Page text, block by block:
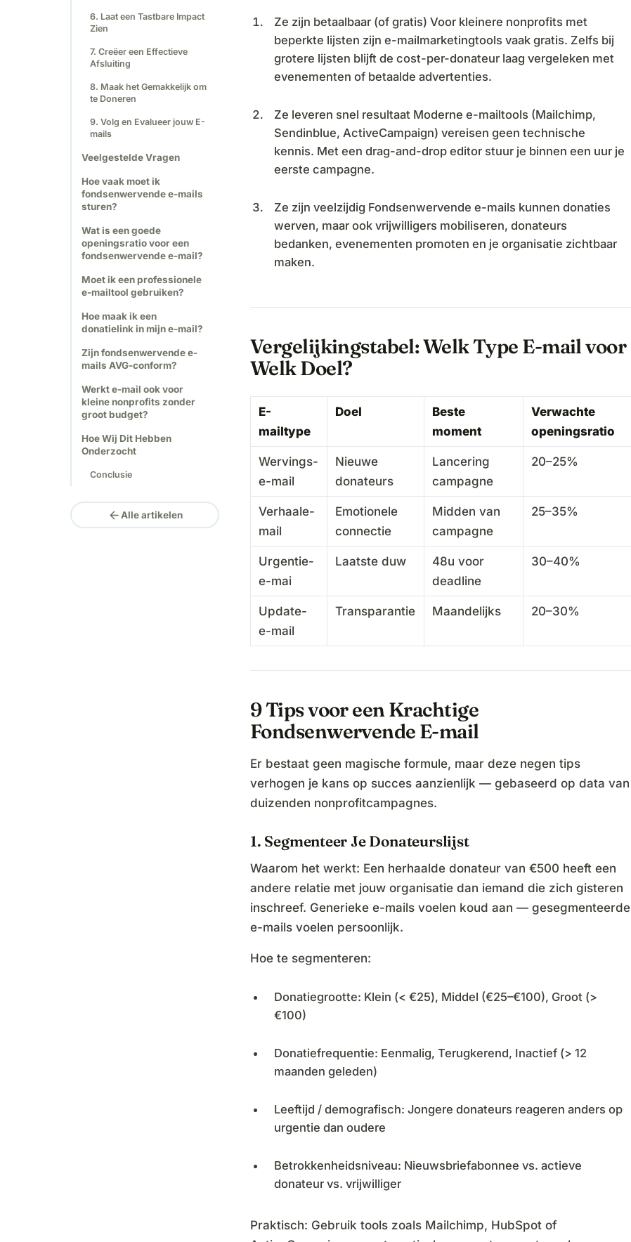
6. Laat een Tastbare Impact
Zien
7. Creëer een Effectieve
Afsluiting
8. Maak het Gemakkelijk om
te Doneren
9. Volg en Evalueer jouw E-
mails
Veelgestelde Vragen
Hoe vaak moet ik
fondsenwervende e-mails
sturen?
Wat is een goede
openingsratio voor een
fondsenwervende e-mail?
Moet ik een professionele
e-mailtool gebruiken?
Hoe maak ik een
donatielink in mijn e-mail?
Zijn fondsenwervende e-
mails AVG-conform?
Werkt e-mail ook voor
kleine nonprofits zonder
groot budget?
Hoe Wij Dit Hebben
Onderzocht
Conclusie
arrow_backAlle artikelen
Ze zijn betaalbaar (of gratis) Voor kleinere nonprofits met
beperkte lijsten zijn e-mailmarketingtools vaak gratis. Zelfs bij
grotere lijsten blijft de cost-per-donateur laag vergeleken met
evenementen of betaalde advertenties.
Ze leveren snel resultaat Moderne e-mailtools (Mailchimp,
Sendinblue, ActiveCampaign) vereisen geen technische
kennis. Met een drag-and-drop editor stuur je binnen een uur je
eerste campagne.
Ze zijn veelzijdig Fondsenwervende e-mails kunnen donaties
werven, maar ook vrijwilligers mobiliseren, donateurs
bedanken, evenementen promoten en je organisatie zichtbaar
maken.
Vergelijkingstabel: Welk Type E-mail voor
Welk Doel?
E-
mailtype
Doel
Beste
moment
Verwachte
openingsratio
Wervings-
e-mail
Nieuwe
donateurs
Lancering
campagne
20–25%
Verhaale-
mail
Emotionele
connectie
Midden van
campagne
25–35%
Urgentie-
e-mai
Laatste duw
48u voor
deadline
30–40%
Update-
e-mail
Transparantie Maandelijks 20–30%
9 Tips voor een Krachtige
Fondsenwervende E-mail
Er bestaat geen magische formule, maar deze negen tips
verhogen je kans op succes aanzienlijk — gebaseerd op data van
duizenden nonprofitcampagnes.
1. Segmenteer Je Donateurslijst
Waarom het werkt: Een herhaalde donateur van €500 heeft een
andere relatie met jouw organisatie dan iemand die zich gisteren
inschreef. Generieke e-mails voelen koud aan — gesegmenteerde
e-mails voelen persoonlijk.
Hoe te segmenteren:
Donatiegrootte: Klein (< €25), Middel (€25–€100), Groot (>
€100)
Donatiefrequentie: Eenmalig, Terugkerend, Inactief (> 12
maanden geleden)
Leeftijd / demografisch: Jongere donateurs reageren anders op
urgentie dan oudere
Betrokkenheidsniveau: Nieuwsbriefabonnee vs. actieve
donateur vs. vrijwilliger
Praktisch: Gebruik tools zoals Mailchimp, HubSpot of